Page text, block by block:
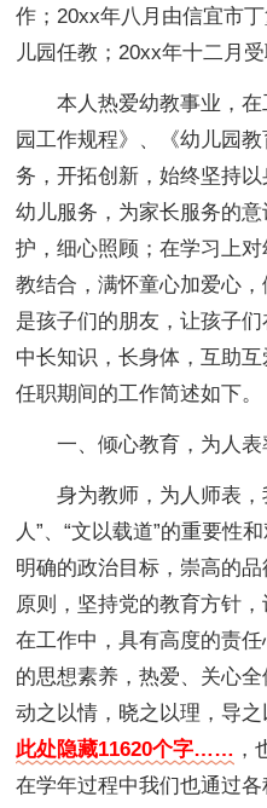
作；20xx年八月由信宜市
儿园任教；20xx年十二月
本人热爱幼教事业，
园工作规程》、《幼儿园
务，开拓创新，始终坚持
幼儿服务，为家长服务的
护，细心照顾；在学习上
教结合，满怀童心加爱心
是孩子们的朋友，让孩子
中长知识，长身体，互助
任职期间的工作简述如下。
一、倾心教育，为人
身为教师，为人师表
人”、“文以载道”的重要性
明确的政治目标，崇高的
原则，坚持党的教育方针
在工作中，具有高度的责
的思想素养，热爱、关心
动之以情，晓之以理，导
此处隐藏11620个字…… ，
在学年过程中我们也通过